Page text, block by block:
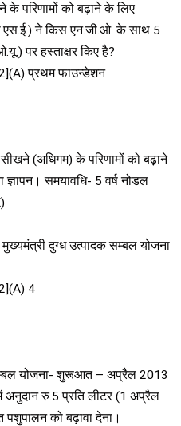
के परिणामों को बढ़ाने के लिए
ने किस एन.जी.ओ. के साथ 5
पर हस्ताक्षर किए है?
प्रथम फाउन्डेशन
(अधिगम) के परिणामों को बढ़ाने
समयावधि- 5 वर्ष नोडल
मुख्यमंत्री दुग्ध उत्पादक सम्बल योजना
4
योजना- शुरूआत – अप्रैल 2013
अनुदान रु.5 प्रति लीटर (1 अप्रैल
को बढ़ावा देना।